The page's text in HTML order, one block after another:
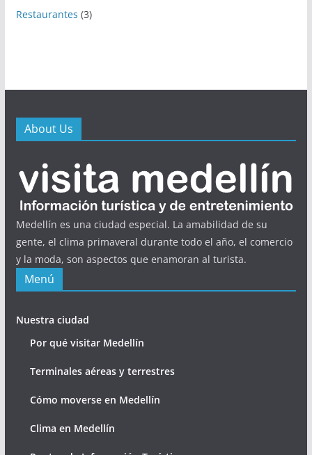
Restaurantes (3)
About Us
Medellín es una ciudad especial. La amabilidad de su
gente, el clima primaveral durante todo el año, el comercio
y la moda, son aspectos que enamoran al turista.
Menú
Nuestra ciudad
Por qué visitar Medellín
Terminales aéreas y terrestres
Cómo moverse en Medellín
Clima en Medellín